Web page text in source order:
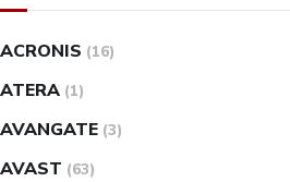
ACRONIS (16)
ATERA (1)
AVANGATE (3)
AVAST (63)